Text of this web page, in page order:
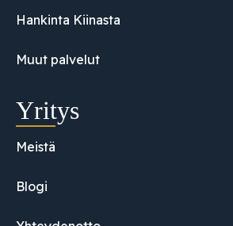
Hankinta Kiinasta
Muut palvelut
Yritys
Meistä
Blogi